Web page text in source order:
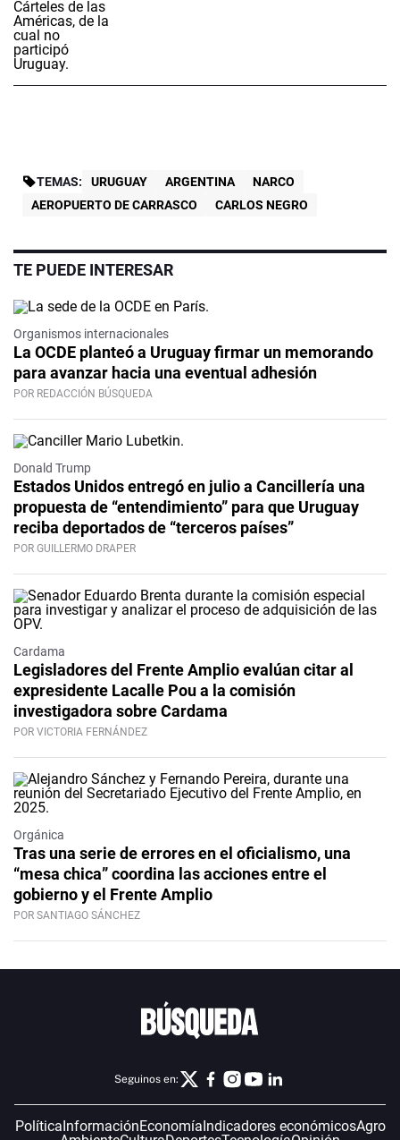
TEMAS: URUGUAY ARGENTINA
NARCO
AEROPUERTO DE CARRASCO
CARLOS NEGRO
TE PUEDE INTERESAR
Organismos internacionales
La OCDE planteó a Uruguay firmar un memorando
para avanzar hacia una eventual adhesión
POR REDACCIÓN BÚSQUEDA
Donald Trump
Estados Unidos entregó en julio a Cancillería una
propuesta de “entendimiento” para que Uruguay
reciba deportados de “terceros países”
POR GUILLERMO DRAPER
Cardama
Legisladores del Frente Amplio evalúan citar al
expresidente Lacalle Pou a la comisión
investigadora sobre Cardama
POR VICTORIA FERNÁNDEZ
Orgánica
Tras una serie de errores en el oficialismo, una
“mesa chica” coordina las acciones entre el
gobierno y el Frente Amplio
POR SANTIAGO SÁNCHEZ
Seguinos en:
PolíticaInformaciónEconomíaIndicadores económicosAgro